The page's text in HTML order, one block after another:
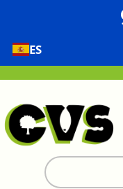
ES
Buscar: